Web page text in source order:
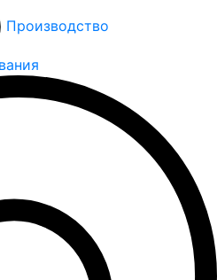
Производство